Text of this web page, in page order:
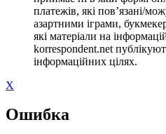
платежів, які пов’язані/
азартними іграми,
які матеріали на
korrespondent.net
інформаційних цілях.
X
Ошибка